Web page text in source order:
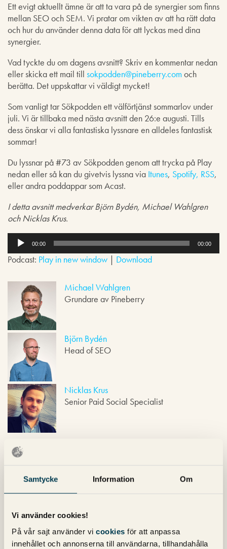
Samtycke Information Om
Vi använder cookies!
På vår sajt använder vi cookies för att anpassa
innehållet och annonserna till användarna, tillhandahålla
Ett evigt aktuellt ämne är att ta vara på de synergier som finns
mellan SEO och SEM. Vi pratar om vikten av att ha rätt data
och hur du använder denna data för att lyckas med dina
synergier.
Vad tyckte du om dagens avsnitt? Skriv en kommentar nedan
eller skicka ett mail till sokpodden@pineberry.comoch
berätta. Det uppskattar vi väldigt mycket!
Som vanligt tar Sökpodden ett välförtjänst sommarlov under
juli. Vi är tillbaka med nästa avsnitt den 26:e augusti. Tills
dess önskar vi alla fantastiska lyssnare en alldeles fantastisk
sommar!
Du lyssnar på #73 av Sökpodden genom att trycka på Play
nedan eller så kan du givetvis lyssna via Itunes, Spotify, RSS,
eller andra poddappar som Acast.
I detta avsnitt medverkar Björn Bydén, Michael Wahlgren
och Nicklas Krus.
u
d
p
r
e
00:00 00:00
Podcast: Play in new window | Download
Michael Wahlgren
Grundare av Pineberry
Björn Bydén
Head of SEO
Nicklas Krus
Senior Paid Social Specialist
Nyhetsbrev
senaste inom SEO, Google Ads och sociala
medier!